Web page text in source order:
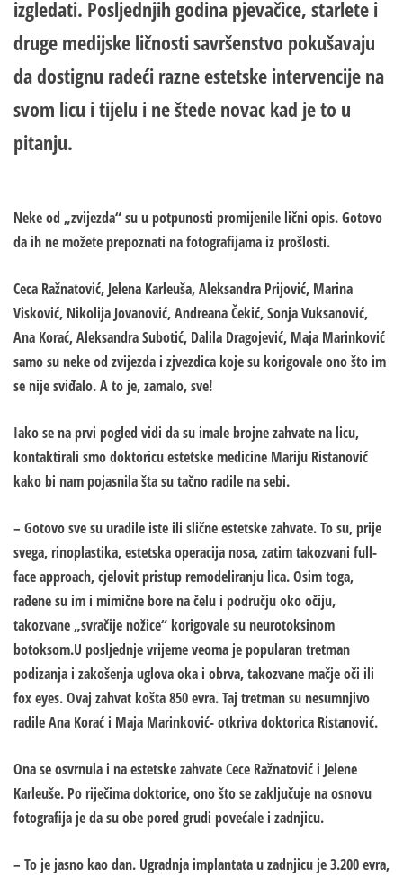
izgledati. Posljednjih godina pjevačice, starlete i
druge medijske ličnosti savršenstvo pokušavaju
da dostignu radeći razne estetske intervencije na
svom licu i tijelu i ne štede novac kad je to u
pitanju.
Neke od „zvijezda“ su u potpunosti promijenile lični opis. Gotovo
da ih ne možete prepoznati na fotografijama iz prošlosti.
Ceca Ražnatović, Jelena Karleuša, Aleksandra Prijović, Marina
Visković, Nikolija Jovanović, Andreana Čekić, Sonja Vuksanović,
Ana Korać, Aleksandra Subotić, Dalila Dragojević, Maja Marinković
samo su neke od zvijezda i zjvezdica koje su korigovale ono što im
se nije sviđalo. A to je, zamalo, sve!
Iako se na prvi pogled vidi da su imale brojne zahvate na licu,
kontaktirali smo doktoricu estetske medicine Mariju Ristanović
kako bi nam pojasnila šta su tačno radile na sebi.
– Gotovo sve su uradile iste ili slične estetske zahvate. To su, prije
svega, rinoplastika, estetska operacija nosa, zatim takozvani full-
face approach, cjelovit pristup remodeliranju lica. Osim toga,
rađene su im i mimične bore na čelu i području oko očiju,
takozvane „svračije nožice“ korigovale su neurotoksinom
botoksom.U posljednje vrijeme veoma je popularan tretman
podizanja i zakošenja uglova oka i obrva, takozvane mačje oči ili
fox eyes. Ovaj zahvat košta 850 evra. Taj tretman su nesumnjivo
radile Ana Korać i Maja Marinković- otkriva doktorica Ristanović.
Ona se osvrnula i na estetske zahvate Cece Ražnatović i Jelene
Karleuše. Po riječima doktorice, ono što se zaključuje na osnovu
fotografija je da su obe pored grudi povećale i zadnjicu.
– To je jasno kao dan. Ugradnja implantata u zadnjicu je 3.200 evra,